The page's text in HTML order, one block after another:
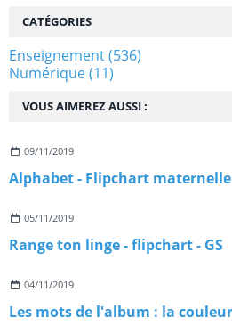
VOUS AIMEREZ AUSSI :
09/11/2019
Alphabet - Flipchart maternelle
05/11/2019
Range ton linge - flipchart - GS
04/11/2019
CATÉGORIES
Enseignement(536)
Numérique(11)